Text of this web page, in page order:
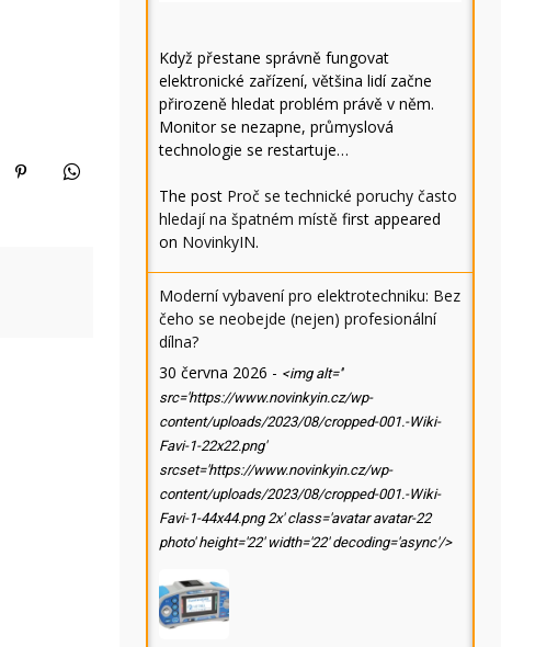
Když přestane správně fungovat
elektronické zařízení, většina lidí začne
přirozeně hledat problém právě v něm.
Monitor se nezapne, průmyslová
technologie se restartuje…
The post Proč se technické poruchy často
hledají na špatném místě first appeared
on NovinkyIN.
Moderní vybavení pro elektrotechniku: Bez
čeho se neobejde (nejen) profesionální
dílna?
30 června 2026 - <img alt=''
src='https://www.novinkyin.cz/wp-
content/uploads/2023/08/cropped-001.-Wiki-
Favi-1-22x22.png'
srcset='https://www.novinkyin.cz/wp-
content/uploads/2023/08/cropped-001.-Wiki-
Favi-1-44x44.png 2x' class='avatar avatar-22
photo' height='22' width='22' decoding='async'/>